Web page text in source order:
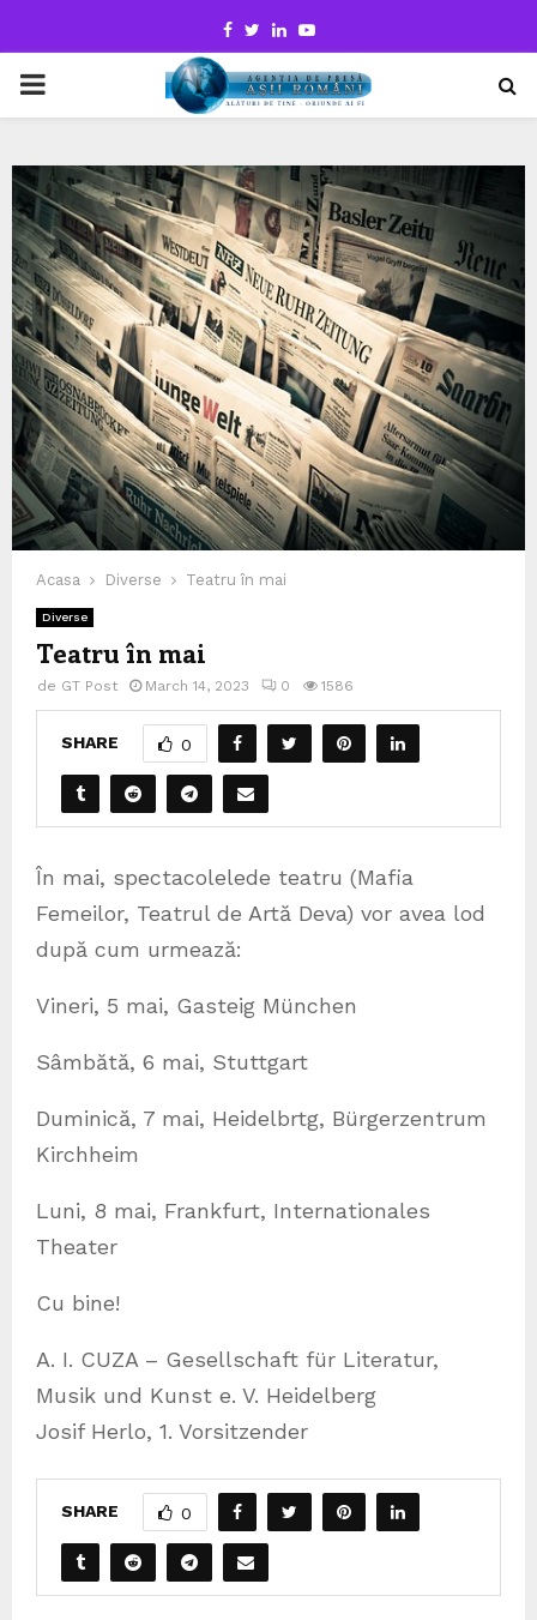
Facebook
TwitterLinkedinYoutube
PRIMARY
Acasa Diverse Teatru în mai
Diverse
Teatru în mai
de GT Post March 14, 2023 0 1586
SHARE 0
În mai, spectacolelede teatru (Mafia
Femeilor, Teatrul de Artă Deva) vor avea lod
după cum urmează:
Vineri, 5 mai, Gasteig München
Sâmbătă, 6 mai, Stuttgart
Duminică, 7 mai, Heidelbrtg, Bürgerzentrum
Kirchheim
Luni, 8 mai, Frankfurt, Internationales
Theater
Cu bine!
A. I. CUZA – Gesellschaft für Literatur,
Musik und Kunst e. V. Heidelberg
Josif Herlo, 1. Vorsitzender
SHARE 0